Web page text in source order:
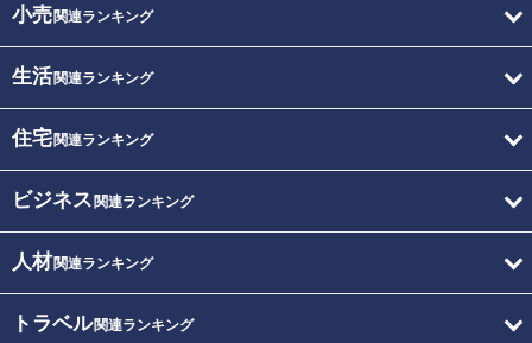
小売関連ランキング
生活関連ランキング
住宅関連ランキング
ビジネス 関連ランキング
人材関連ランキング
トラベル関連ランキング